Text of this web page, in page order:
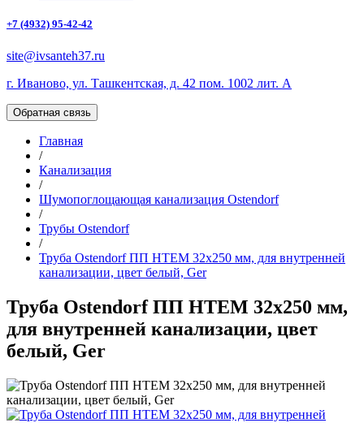
+7 (4932) 95-42-42
site@ivsanteh37.ru
г. Иваново, ул. Ташкентская, д. 42 пом. 1002 лит. А
Обратная связь
Главная
/
Канализация
/
Шумопоглощающая канализация Ostendorf
/
Трубы Ostendorf
/
Труба Ostendorf ПП HTEM 32х250 мм, для внутренней
канализации, цвет белый, Ger
Труба Ostendorf ПП HTEM 32х250 мм,
для внутренней канализации, цвет
белый, Ger